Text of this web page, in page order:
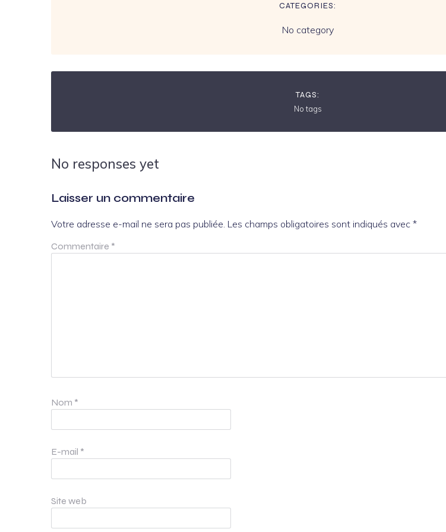
CATEGORIES:
No category
TAGS:
No tags
No responses yet
Laisser un commentaire
Votre adresse e-mail ne sera pas publiée. Les champs obligatoires sont indiqués avec *
Commentaire *
Nom *
E-mail *
Site web